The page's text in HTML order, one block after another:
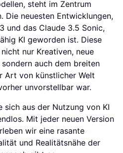
steht im Zentrum
Die neuesten Entwicklungen,
und das Claude 3.5 Sonic,
KI geworden ist. Diese
nur Kreativen, neue
auch dem breiten
Art von künstlicher Welt
unvorstellbar war.
sich aus der Nutzung von KI
Mit jeder neuen Version
wir eine rasante
und Realitätsnähe der